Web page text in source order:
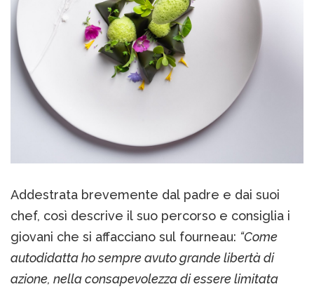
Addestrata brevemente dal padre e dai suoi
chef, così descrive il suo percorso e consiglia i
giovani che si affacciano sul fourneau: “Come
autodidatta ho sempre avuto grande libertà di
azione, nella consapevolezza di essere limitata